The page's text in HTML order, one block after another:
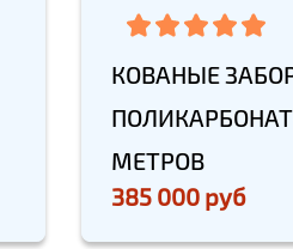
КОВАНЫЕ
МЕТРОВ
385 000 руб